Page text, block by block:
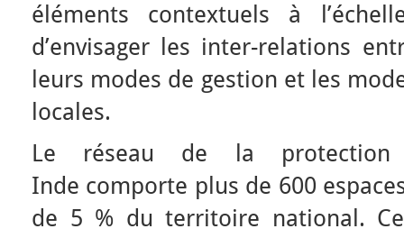
éléments contextuels à
d’envisager les inter-relations
leurs modes de gestion et les
locales.
Le réseau de la protection
Inde comporte plus de 600
de 5 % du territoire national.